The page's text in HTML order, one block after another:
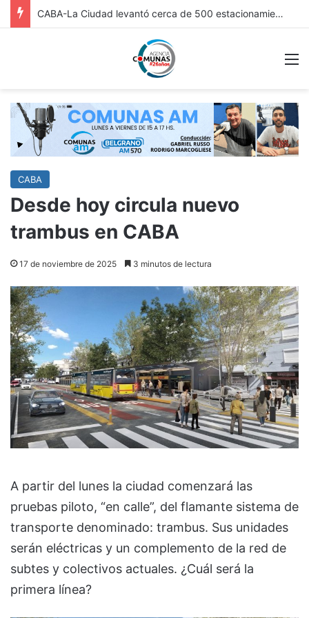
FRICC 2026: EN ITUZAINGÓ ESTÁ ABIERTA LA INSCRIPCIÓN A LAS RONDAS DE VINCULACIÓN PARA ARTESANOS, ARTISTAS Y EMPRENDEDORES CULTURALES
CABA
Desde hoy circula nuevo
trambus en CABA
17 de noviembre de 2025 3 minutos de lectura
A partir del lunes la ciudad comenzará las
pruebas piloto, “en calle”, del flamante sistema de
transporte denominado: trambus. Sus unidades
serán eléctricas y un complemento de la red de
subtes y colectivos actuales. ¿Cuál será la
primera línea?